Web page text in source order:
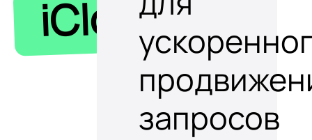
iClobot
запросов